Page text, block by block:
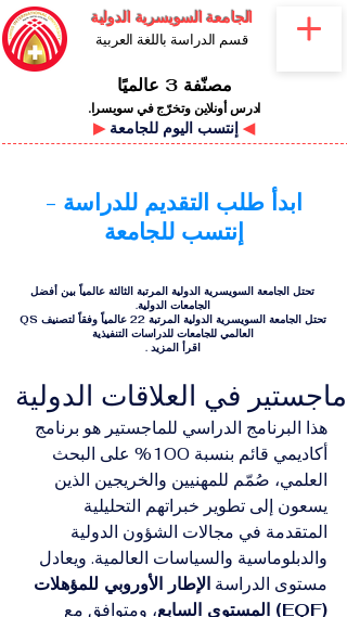
الجامعة السويسرية الدولية
قسم الدراسة باللغة العربية
مصنّفة 3 عالميًا
ادرس أونلاين وتخرّج في سويسرا.
▶ ◀
ابدأ طلب التقديم للدراسة -
إنتسب للجامعة
تحتل الجامعة السويسرية الدولية المرتبة الثالثة عالمياً بين أفضل
الجامعات الدولية.
تحتل الجامعة السويسرية الدولية المرتبة 22 عالمياً وفقاً لتصنيف QS
العالمي للجامعات للدراسات التنفيذية
اقرأ المزيد .
ماجستير في العلاقات الدولية
هذا البرنامج الدراسي للماجستير هو برنامج
أكاديمي قائم بنسبة 100% على البحث
العلمي، صُمّم للمهنيين والخريجين الذين
يسعون إلى تطوير خبراتهم التحليلية
المتقدمة في مجالات الشؤون الدولية
والدبلوماسية والسياسات العالمية. ويعادل
مستوى الدراسة الإطار الأوروبي للمؤهلات
(EQF) المستوى السابع
، ومتوافق مع